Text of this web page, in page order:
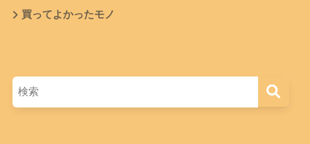
買ってよかったモノ